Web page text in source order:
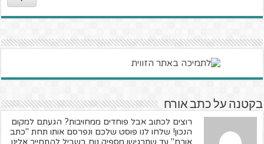
בקטנה על כתב אורח
רוצים לכתוב אבל פוחדים ממחויבות? הגעתם למקום
הנכון! שלחו לנו פוסט שלכם ונפרסם אותו תחת "כתב